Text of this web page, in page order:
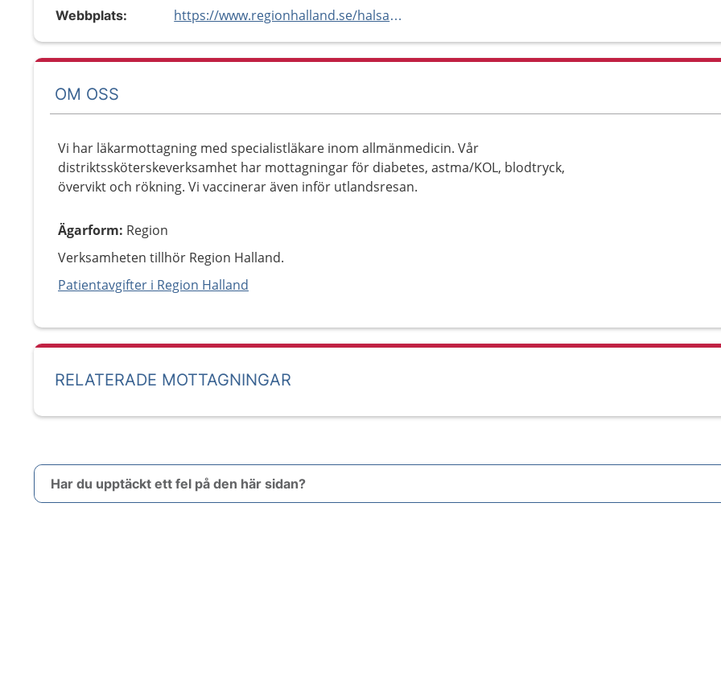
Webbplats: https://www.regionhalland.se/halsa-och-vard/vardcentralen-halland/
OM OSS
Vi har läkarmottagning med specialistläkare inom allmänmedicin. Vår
distriktssköterskeverksamhet har mottagningar för diabetes, astma/KOL, blodtryck,
övervikt och rökning. Vi vaccinerar även inför utlandsresan.
Ägarform: Region
Verksamheten tillhör Region Halland.
Patientavgifter i Region Halland
RELATERADE MOTTAGNINGAR
Har du upptäckt ett fel på den här sidan?